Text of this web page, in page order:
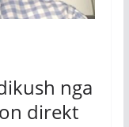
nga
direkt